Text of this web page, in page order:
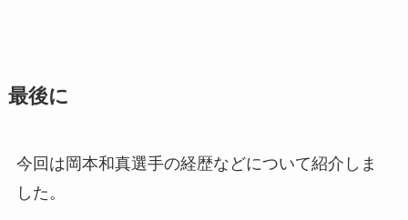
最後に
今回は岡本和真選手の経歴などについて紹介しま
した。